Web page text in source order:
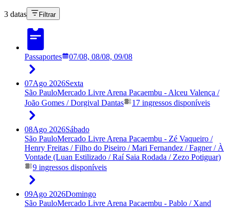
3 datas Filtrar
Passaportes 07/08, 08/08, 09/08
07Ago 2026Sexta
São PauloMercado Livre Arena Pacaembu - Alceu Valença /
João Gomes / Dorgival Dantas
17 ingressos disponíveis
08Ago 2026Sábado
São PauloMercado Livre Arena Pacaembu - Zé Vaqueiro /
Henry Freitas / Filho do Piseiro / Mari Fernandez / Fagner / À
Vontade (Luan Estilizado / Raí Saia Rodada / Zezo Potiguar)
9 ingressos disponíveis
09Ago 2026Domingo
São PauloMercado Livre Arena Pacaembu - Pablo / Xand